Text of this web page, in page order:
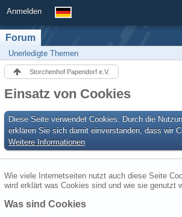
Anmelden
Forum
Unerledigte Themen
Storchenhof Papendorf e.V.
Einsatz von Cookies
Diese Seite verwendet Cookies. Durch die
erklären Sie sich damit einverstanden, dass wir
Weitere Informationen
Wie viele Internetseiten nutzt auch diese Seite
wird erklärt was Cookies sind und wie sie genutzt
Was sind Cookies